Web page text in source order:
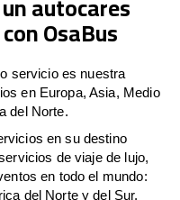
OsaBus
servicio es nuestra
en Europa, Asia, Medio
del Norte.
en su destino
de viaje de lujo,
en todo el mundo:
del Norte y del Sur.